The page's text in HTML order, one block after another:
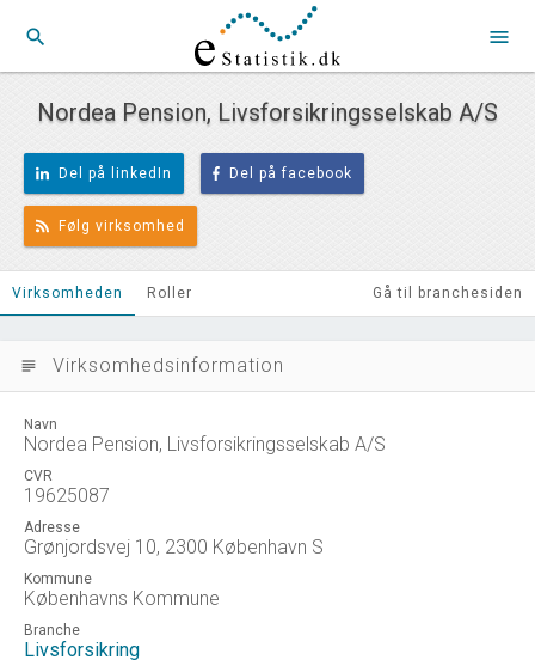
search menu
Nordea Pension, Livsforsikringsselskab A/S
Del på linkedIn Del på facebook
Følg virksomhed
Virksomheden Roller Gå til branchesiden
subject Virksomhedsinformation
Navn
Nordea Pension, Livsforsikringsselskab A/S
CVR
19625087
Adresse
Grønjordsvej 10, 2300 København S
Kommune
Københavns Kommune
Branche
Livsforsikring